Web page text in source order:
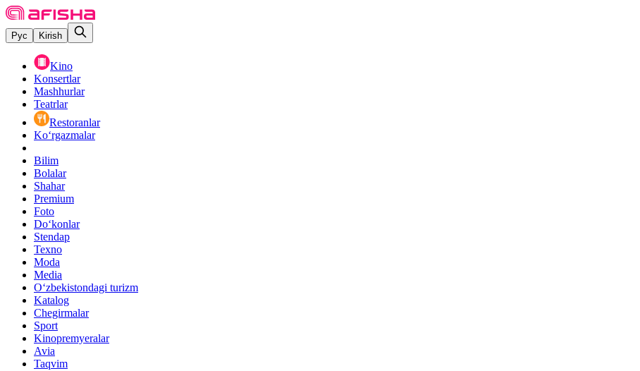
Рус Kirish
Kino
Konsertlar
Mashhurlar
Teatrlar
Restoranlar
Ko‘rgazmalar
Bilim
Bolalar
Shahar
Premium
Foto
Do‘konlar
Stendap
Texno
Moda
Media
O‘zbekistondagi turizm
Katalog
Chegirmalar
Sport
Kinopremyeralar
Avia
Taqvim